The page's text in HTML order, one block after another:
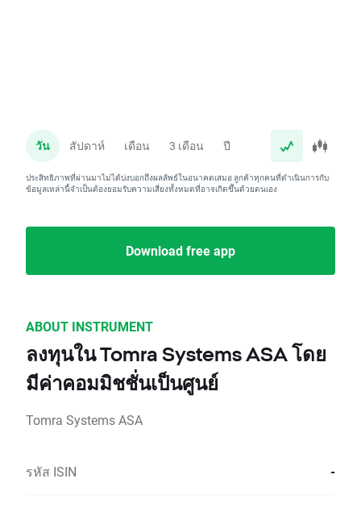
วัน สัปดาห์ เดือน 3 เดือน ปี
ประสิทธิภาพที่ผ่านมาไม่ได้บ่งบอกถึงผลลัพธ์ในอนาคตเสมอ ลูกค้าทุกคนที่ดำเนินการกับ
ข้อมูลเหล่านี้จำเป็นต้องยอมรับความเสี่ยงทั้งหมดที่อาจเกิดขึ้นด้วยตนเอง
Download free app
ABOUT INSTRUMENT
ลงทุนใน Tomra Systems ASA โดย
มีค่าคอมมิชชั่นเป็นศูนย์
Tomra Systems ASA
รหัส ISIN -